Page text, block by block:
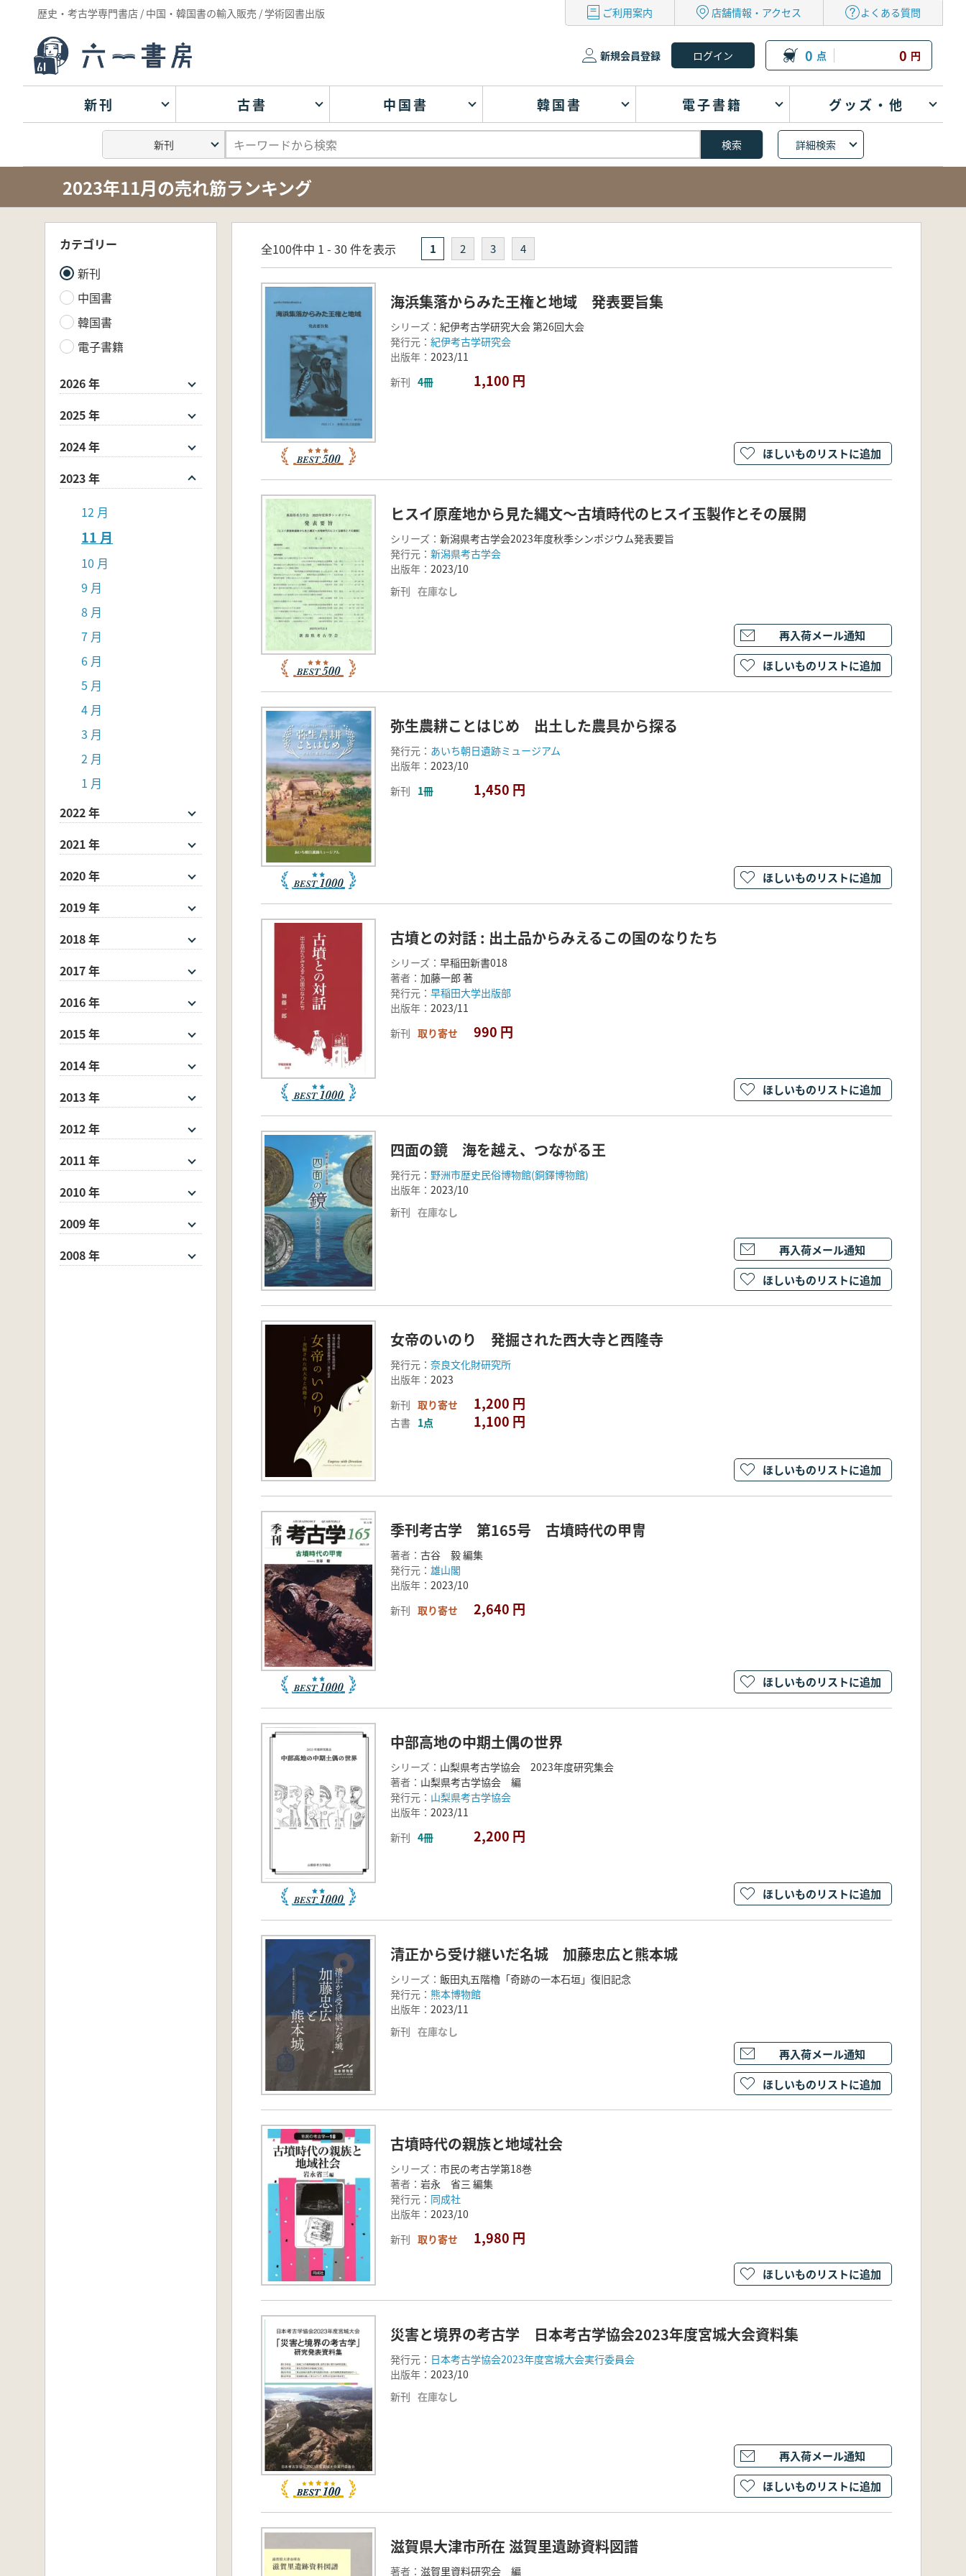
歴史・考古学専門書店 / 中国・韓国書の輸入販売 / 学術図書出版 ご利用案内 店舗情報・アクセス よくある質問
新規会員登録 0 点 0 円
新刊 古書 中国書 韓国書 電子書籍 グッズ・他
詳細検索
2023年11月の売れ筋ランキング
カテゴリー
新刊
中国書
韓国書
電子書籍
2026 年
2025 年
2024 年
2023 年
12 月
11 月
10 月
9 月
8 月
7 月
6 月
5 月
4 月
3 月
2 月
1 月
2022 年
2021 年
2020 年
2019 年
2018 年
2017 年
2016 年
2015 年
2014 年
2013 年
2012 年
2011 年
2010 年
2009 年
2008 年
全100件中 1 - 30 件を表示 1 2 3 4
海浜集落からみた王権と地域 発表要旨集
シリーズ： 紀伊考古学研究大会 第26回大会
発行元： 紀伊考古学研究会
出版年： 2023/11
新刊 4冊 1,100 円
ほしいものリストに追加
ヒスイ原産地から見た縄文～古墳時代のヒスイ玉製作とその展開
シリーズ： 新潟県考古学会2023年度秋季シンポジウム発表要旨
発行元： 新潟県考古学会
出版年： 2023/10
新刊 在庫なし
再入荷メール通知
ほしいものリストに追加
弥生農耕ことはじめ 出土した農具から探る
発行元： あいち朝日遺跡ミュージアム
出版年： 2023/10
新刊 1冊 1,450 円
ほしいものリストに追加
古墳との対話 : 出土品からみえるこの国のなりたち
シリーズ： 早稲田新書018
著者： 加藤一郎 著
発行元： 早稲田大学出版部
出版年： 2023/11
新刊 取り寄せ 990 円
ほしいものリストに追加
四面の鏡 海を越え、つながる王
発行元： 野洲市歴史民俗博物館(銅鐸博物館)
出版年： 2023/10
新刊 在庫なし
再入荷メール通知
ほしいものリストに追加
女帝のいのり 発掘された西大寺と西隆寺
発行元： 奈良文化財研究所
出版年： 2023
新刊 取り寄せ 1,200 円
古書 1点 1,100 円
ほしいものリストに追加
季刊考古学 第165号 古墳時代の甲冑
著者： 古谷 毅 編集
発行元： 雄山閣
出版年： 2023/10
新刊 取り寄せ 2,640 円
ほしいものリストに追加
中部高地の中期土偶の世界
シリーズ： 山梨県考古学協会 2023年度研究集会
著者： 山梨県考古学協会 編
発行元： 山梨県考古学協会
出版年： 2023/11
新刊 4冊 2,200 円
ほしいものリストに追加
清正から受け継いだ名城 加藤忠広と熊本城
シリーズ： 飯田丸五階櫓「奇跡の一本石垣」復旧記念
発行元： 熊本博物館
出版年： 2023/11
新刊 在庫なし
再入荷メール通知
ほしいものリストに追加
古墳時代の親族と地域社会
シリーズ： 市民の考古学第18巻
著者： 岩永 省三 編集
発行元： 同成社
出版年： 2023/10
新刊 取り寄せ 1,980 円
ほしいものリストに追加
災害と境界の考古学 日本考古学協会2023年度宮城大会資料集
発行元： 日本考古学協会2023年度宮城大会実行委員会
出版年： 2023/10
新刊 在庫なし
再入荷メール通知
ほしいものリストに追加
滋賀県大津市所在 滋賀里遺跡資料図譜
著者： 滋賀里資料研究会 編